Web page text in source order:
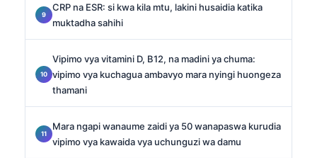
CRP na ESR: si kwa kila mtu, lakini husaidia katika
muktadha sahihi
Vipimo vya vitamini D, B12, na madini ya chuma:
vipimo vya kuchagua ambavyo mara nyingi huongeza
thamani
Mara ngapi wanaume zaidi ya 50 wanapaswa kurudia
vipimo vya kawaida vya uchunguzi wa damu